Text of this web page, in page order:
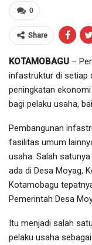
0
Share
KOTAMOBAGU –
infastruktur di setiap
peningkatan
bagi pelaku usaha,
Pembangunan
fasilitas umum
usaha. Salah
ada di Desa Moyag,
Kotamobagu
Pemerintah Desa
Itu menjadi salah
pelaku usaha sebagai